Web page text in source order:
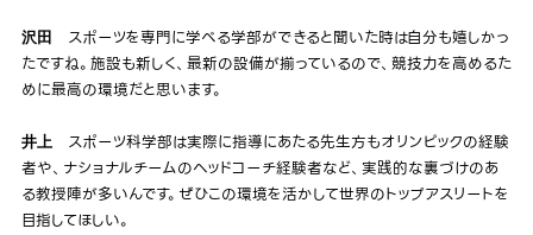
沢田
スポーツを専門に学べる学部ができると聞いた時は自分も嬉しかっ
たですね。施設も新しく、最新の設備が揃っているので、競技力を高めるた
めに最高の環境だと思います。
井上スポーツ科学部は実際に指導にあたる先生方もオリンピックの経験
者や、ナショナルチームのヘッドコーチ経験者など、実践的な裏づけのあ
る教授陣が多いんです。ぜひこの環境を活かして世界のトップアスリートを
目指してほしい。